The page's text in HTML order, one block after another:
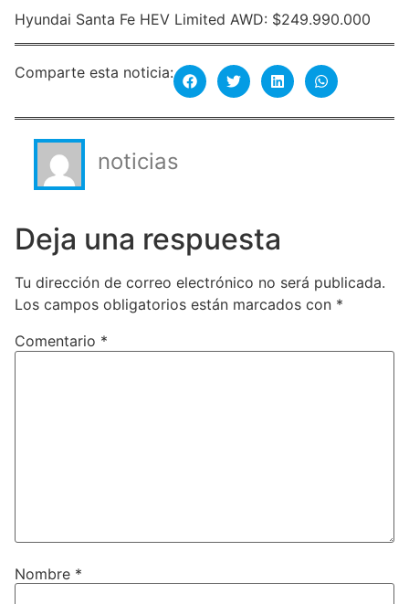
Hyundai Santa Fe HEV Limited AWD: $249.990.000
Comparte esta noticia:
noticias
Deja una respuesta
Tu dirección de correo electrónico no será publicada.
Los campos obligatorios están marcados con *
Comentario *
Nombre *